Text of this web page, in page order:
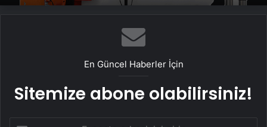
En Güncel Haberler İçin
Sitemize abone olabilirsiniz!